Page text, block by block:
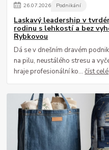
26.07.2026 Podnikání
Laskavý leadership v
rodinu s lehkostí a bez
Rybkovou
Dá se v dnešním dravém
na pilu, neustálého stresu a
hraje profesionální ko...číst celé